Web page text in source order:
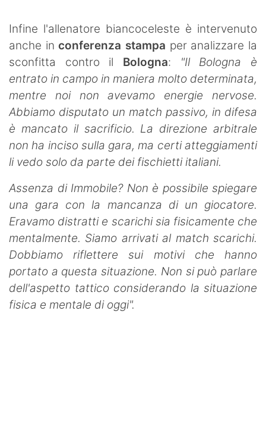
Infine l'allenatore biancoceleste è intervenuto
anche inconferenza stampa per analizzare la
sconfitta contro il Bologna:
"Il Bologna è
entrato in campo in maniera molto determinata,
mentre noi non avevamo energie nervose.
Abbiamo disputato un match passivo, in difesa
è mancato il sacrificio. La direzione arbitrale
non ha inciso sulla gara, ma certi atteggiamenti
li vedo solo da parte dei fischietti italiani.
Assenza di Immobile? Non è possibile spiegare
una gara con la mancanza di un giocatore.
Eravamo distratti e scarichi sia fisicamente che
mentalmente. Siamo arrivati al match scarichi.
Dobbiamo riflettere sui motivi che hanno
portato a questa situazione. Non si può parlare
dell'aspetto tattico considerando la situazione
fisica e mentale di oggi".